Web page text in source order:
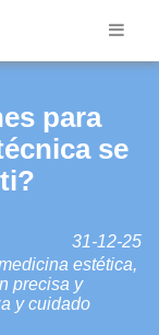
para
se
31-12-25
estética,
precisa y
y cuidado